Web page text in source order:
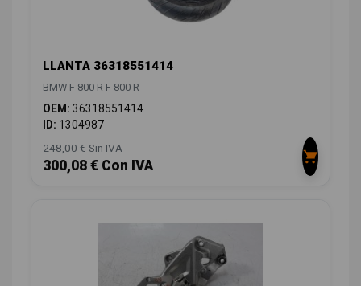
LLANTA 36318551414
BMW F 800 R F 800 R
OEM: 36318551414
ID: 1304987
248,00 € Sin IVA
300,08 € Con IVA